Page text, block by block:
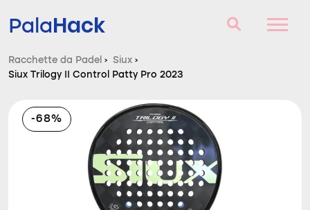
PalaHack
Racchette da Padel
Domande e risposte
Comparatore
Racchette da Padel › Siux ›
Siux Trilogy II Control Patty Pro 2023
-68%